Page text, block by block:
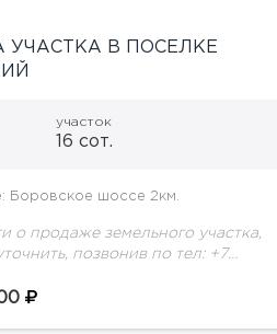
УЧАСТКА В ПОСЕЛКЕ
участок
16 сот.
Боровское шоссе 2км.
о продаже земельного участка,
позвонив по тел: +7